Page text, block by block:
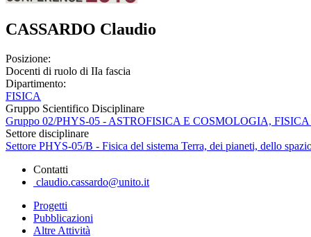
CASSARDO Claudio
Posizione:
Docenti di ruolo di IIa fascia
Dipartimento:
FISICA
Gruppo Scientifico Disciplinare
Gruppo 02/PHYS-05 - ASTROFISICA E COSMOLOGIA,
Settore disciplinare
Settore PHYS-05/B - Fisica del sistema Terra, dei pianeti, dello
Contatti
claudio.cassardo@unito.it
Progetti
Pubblicazioni
Altre Attività